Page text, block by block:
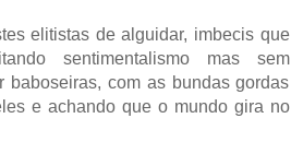
elitistas de alguidar, imbecis que
sentimentalismo mas sem
com as bundas gordas
e achando que o mundo gira no